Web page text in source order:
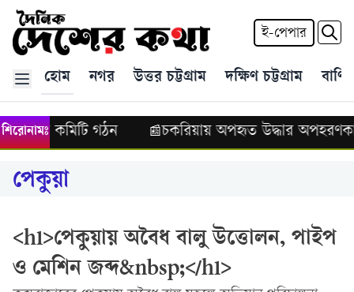
ই-পেপার
হোম নগর উত্তর চট্টগ্রাম দক্ষিণ চট্টগ্রাম
শিরোনামঃ
অঞ্চলের কমিটি গঠন 📰চকরিয়ায় অপহৃত উদ্ধার
পেকুয়া
<h1>পেকুয়ায় অবৈধ বালু উত্তোলন, পাইপ
ও মেশিন জব্দ&nbsp;</h1>